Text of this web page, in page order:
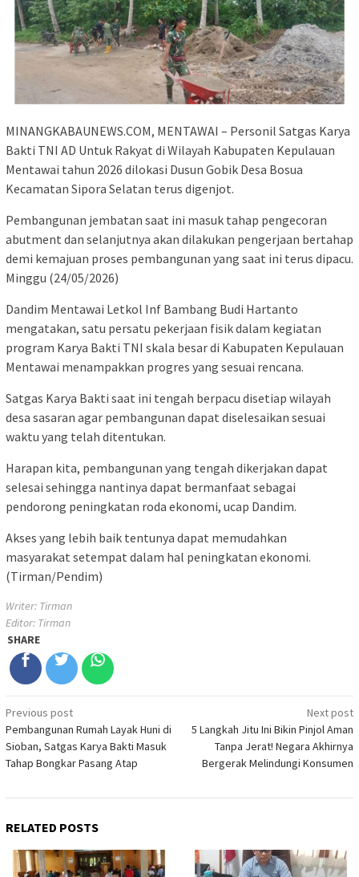
MINANGKABAUNEWS.COM, MENTAWAI – Personil Satgas Karya
Bakti TNI AD Untuk Rakyat di Wilayah Kabupaten Kepulauan
Mentawai tahun 2026 dilokasi Dusun Gobik Desa Bosua
Kecamatan Sipora Selatan terus digenjot.
Pembangunan jembatan saat ini masuk tahap pengecoran
abutment dan selanjutnya akan dilakukan pengerjaan bertahap
demi kemajuan proses pembangunan yang saat ini terus dipacu.
Minggu (24/05/2026)
Dandim Mentawai Letkol Inf Bambang Budi Hartanto
mengatakan, satu persatu pekerjaan fisik dalam kegiatan
program Karya Bakti TNI skala besar di Kabupaten Kepulauan
Mentawai menampakkan progres yang sesuai rencana.
Satgas Karya Bakti saat ini tengah berpacu disetiap wilayah
desa sasaran agar pembangunan dapat diselesaikan sesuai
waktu yang telah ditentukan.
Harapan kita, pembangunan yang tengah dikerjakan dapat
selesai sehingga nantinya dapat bermanfaat sebagai
pendorong peningkatan roda ekonomi, ucap Dandim.
Akses yang lebih baik tentunya dapat memudahkan
masyarakat setempat dalam hal peningkatan ekonomi.
(Tirman/Pendim)
Writer: Tirman
Editor: Tirman
SHARE
Post
navigation
Previous post
Pembangunan Rumah Layak Huni di
Sioban, Satgas Karya Bakti Masuk
Tahap Bongkar Pasang Atap
Next post
5 Langkah Jitu Ini Bikin Pinjol Aman
Tanpa Jerat! Negara Akhirnya
Bergerak Melindungi Konsumen
RELATED POSTS